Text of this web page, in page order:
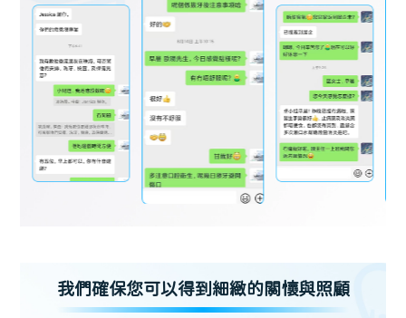
我們確保您可以得到細緻的關懷與照顧